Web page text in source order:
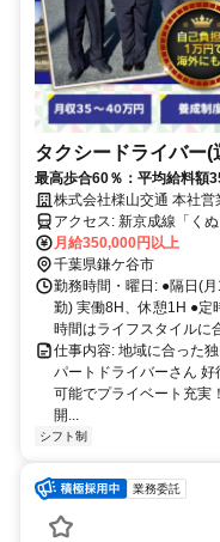
タクシードライバー(
最高歩合60％：平均給料額
自社共同生活寮あり
株式会社檪山交通 本社営
アクセス: 新京成線
月給350,000円以上
千葉県鎌ケ谷市
勤務時間・曜日: ●隔日(
勤) 実働8H、休憩1H ●
時間はライフスタイルに
仕事内容: 地域に合った
パートドライバーさん
可能でプライベート充実
開...
シフト制
業務委託